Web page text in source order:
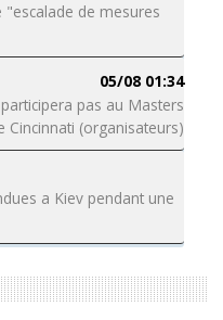
de mesures
05/08 01:34
pas au Masters
Cincinnati (organisateurs)
a Kiev pendant une